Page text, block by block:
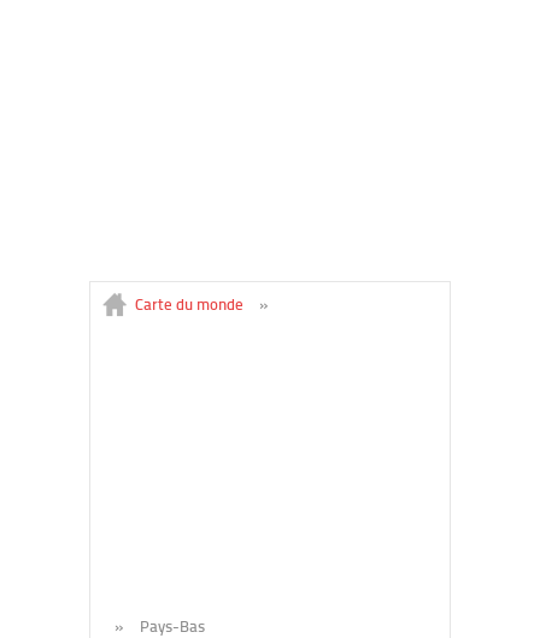
Carte du monde »
» Pays-Bas